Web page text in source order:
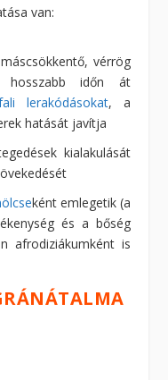
van:
vérrög
hosszabb időn át
lerakódásokat, a
hatását javítja
kialakulását
ként emlegetik (a
és a bőség
afrodiziákumként is